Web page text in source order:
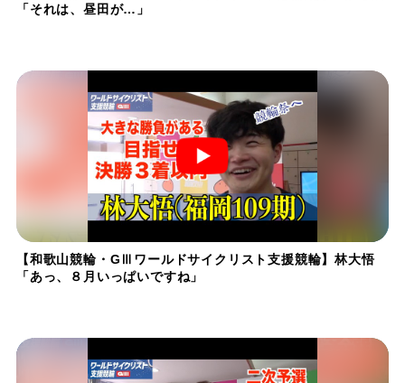
「それは、昼田が…」
【和歌山競輪・GⅢワールドサイクリスト支援競輪】林大悟
「あっ、８月いっぱいですね」